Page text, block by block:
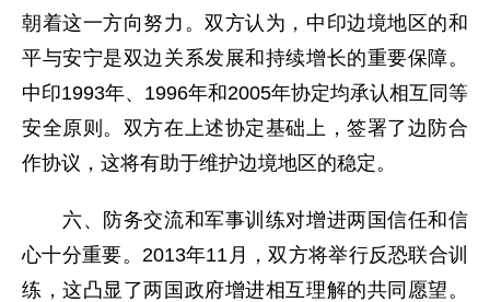
朝着这一方向努力。双方认为，中印边境地区的和
平与安宁是双边关系发展和持续增长的重要保障。
中印1993年、1996年和2005年协定均承认相互同等
安全原则。双方在上述协定基础上，签署了边防合
作协议，这将有助于维护边境地区的稳定。
六、防务交流和军事训练对增进两国信任和信
心十分重要。2013年11月，双方将举行反恐联合训
练，这凸显了两国政府增进相互理解的共同愿望。